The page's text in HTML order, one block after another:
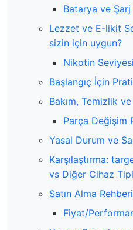
Batarya ve
Lezzet ve E-likit
sizin için uygun?
Nikotin
Başlangıç İçin
Bakım, Temizlik
Parça Değişim
Yasal Durum ve
Karşılaştırma:
vs Diğer Cihaz
Satın Alma
Fiyat/